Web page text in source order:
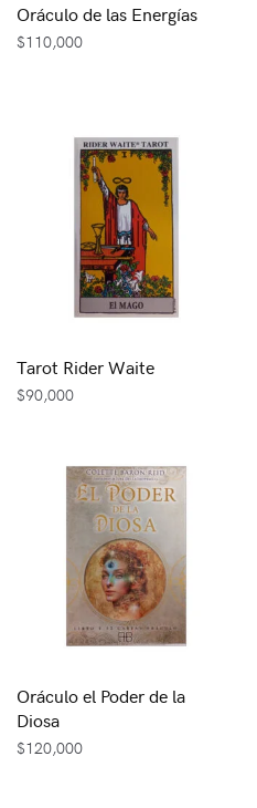
Oráculo de las Energías
$110,000
Tarot Rider Waite
$90,000
Oráculo el Poder de la
Diosa
$120,000